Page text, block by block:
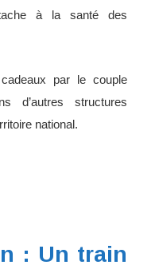
à la santé des
par le couple
d’autres structures
national.
: Un train